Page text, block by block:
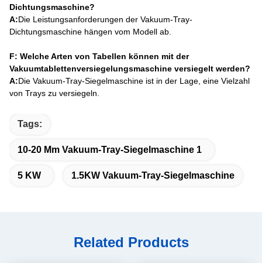
Dichtungsmaschine?
A:Die Leistungsanforderungen der Vakuum-Tray-
Dichtungsmaschine hängen vom Modell ab.
F: Welche Arten von Tabellen können mit der
Vakuumtablettenversiegelungsmaschine versiegelt werden?
A:Die Vakuum-Tray-Siegelmaschine ist in der Lage, eine Vielzahl
von Trays zu versiegeln.
Tags:
10-20 Mm Vakuum-Tray-Siegelmaschine 1
5 KW 1.5KW Vakuum-Tray-Siegelmaschine
Related Products